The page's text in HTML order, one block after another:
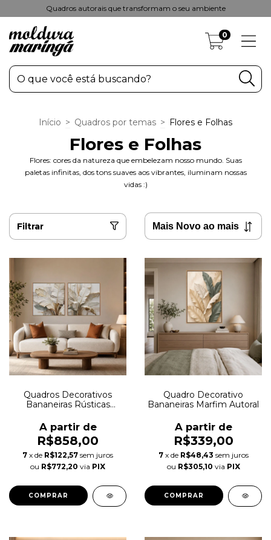
Quadros autorais que transformam o seu ambiente
0
Início > Quadros por temas > Flores e Folhas
Flores e Folhas
Flores: cores da natureza que embelezam nosso mundo. Suas
paletas infinitas, dos tons suaves aos vibrantes, iluminam nossas
vidas :)
Filtrar
Quadros Decorativos
Bananeiras Rústicas
A partir de
R$858,00
7 x de R$122,57 sem juros
ou R$772,20 via PIX
COMPRAR
Quadro Decorativo
Bananeiras Marfim Autoral
A partir de
R$339,00
7 x de R$48,43 sem juros
ou R$305,10 via PIX
COMPRAR